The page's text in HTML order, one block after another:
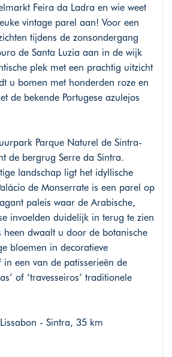
Feira da Ladra en wie weet
vintage parel aan! Voor een
tijdens de zonsondergang
de Santa Luzia aan in de wijk
plek met een prachtig uitzicht
u bomen met honderden roze en
de bekende Portugese azulejos
Parque Naturel de Sintra-
de bergrug Serre da Sintra.
landschap ligt het idyllische
de Monserrate is een parel op
paleis waar de Arabische,
invoelden duidelijk in terug te zien
dwaalt u door de botanische
bloemen in decoratieve
in een van de patisserieën de
of ‘travesseiros’ traditionele
- Sintra, 35 km